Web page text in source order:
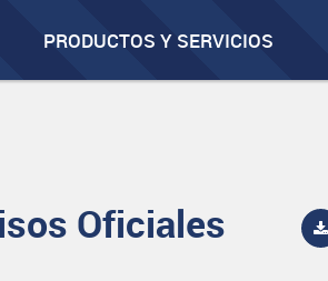
PRODUCTOS Y SERVICIOS
Oficiales